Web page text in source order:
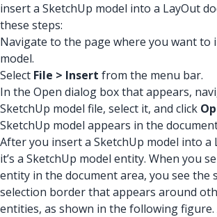
insert a SketchUp model into a LayOut
these steps:
Navigate to the page where you want to
model.
Select File > Insert from the menu bar.
In the Open dialog box that appears,
SketchUp model file, select it, and click
SketchUp model appears in the
After you insert a SketchUp model into a
it’s a SketchUp model entity. When you
entity in the document area, you see the
selection border that appears around
entities, as shown in the following figure.